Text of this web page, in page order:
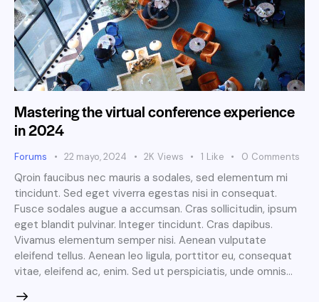
Mastering the virtual conference experience
in 2024
Forums 22 mayo, 2024 2K Views 1 Like 0 Comments
Qroin faucibus nec mauris a sodales, sed elementum mi
tincidunt. Sed eget viverra egestas nisi in consequat.
Fusce sodales augue a accumsan. Cras sollicitudin, ipsum
eget blandit pulvinar. Integer tincidunt. Cras dapibus.
Vivamus elementum semper nisi. Aenean vulputate
eleifend tellus. Aenean leo ligula, porttitor eu, consequat
vitae, eleifend ac, enim. Sed ut perspiciatis, unde omnis…